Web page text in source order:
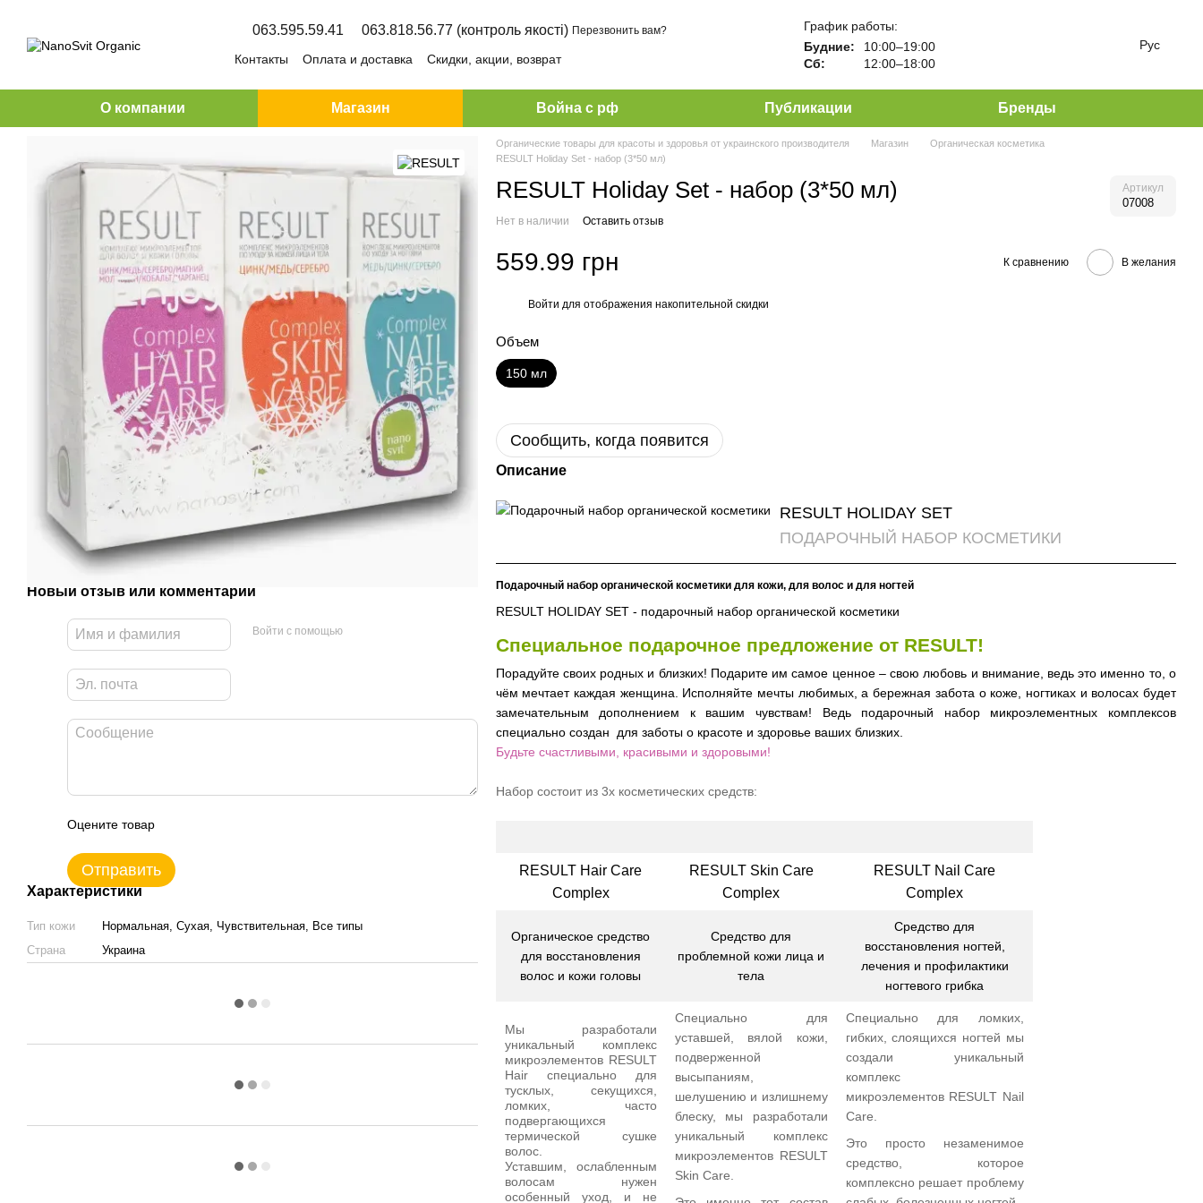
063.595.59.41 063.818.56.77 (контроль якості) Перезвонить вам?
Контакты Оплата и доставка Скидки, акции, возврат
График работы:
Будние:
10:00–19:00
Сб:
12:00–18:00
Рус
О компании Магазин Война с рф Публикации Бренды
Новый отзыв или комментарий
Войти с помощью
Оцените товар
Отправить
Характеристики
Тип кожи
Нормальная, Сухая, Чувствительная, Все типы
Страна
Украина
Органические товары для красоты и здоровья от украинского производителя Магазин
Органическая косметика
RESULT Holiday Set - набор (3*50 мл)
RESULT Holiday Set - набор (3*50 мл) Артикул
07008
Нет в наличии Оставить отзыв
559.99 грн К сравнению В желания
Войти для отображения накопительной скидки
Объем
150 мл
Сообщить, когда появится
Описание
RESULT HOLIDAY SET
ПОДАРОЧНЫЙ НАБОР КОСМЕТИКИ
Подарочный набор органической косметики для кожи, для волос и для ногтей
RESULT HOLIDAY SET - подарочный набор органической косметики
Специальное подарочное предложение от RESULT!
Порадуйте своих родных и близких! Подарите им самое ценное – свою любовь и внимание, ведь это именно то, о
чём мечтает каждая женщина. Исполняйте мечты любимых, а бережная забота о коже, ногтиках и волосах будет
замечательным дополнением к вашим чувствам! Ведь подарочный набор микроэлементных комплексов
специально создан для заботы о красоте и здоровье ваших близких.
Будьте счастливыми, красивыми и здоровыми!
Набор состоит из 3х косметических средств:
RESULT Hair Care
Complex
RESULT Skin Care
Complex
RESULT Nail Care
Complex
Органическое средство
для восстановления
волос и кожи головы
Средство для
проблемной кожи лица и
тела
Средство для
восстановления ногтей,
лечения и профилактики
ногтевого грибка
Мы разработали
уникальный комплекс
микроэлементов RESULT
Hair специально для
тусклых, секущихся,
ломких, часто
подвергающихся
термической сушке
волос.
Уставшим, ослабленным
волосам нужен
особенный уход, и не
Специально для
уставшей, вялой кожи,
подверженной
высыпаниям,
шелушению и излишнему
блеску, мы разработали
уникальный комплекс
микроэлементов RESULT
Skin Care.
Специально для ломких,
гибких, слоящихся ногтей мы
создали уникальный
комплекс
микроэлементов RESULT Nail
Care.
Это просто незаменимое
средство, которое
комплексно решает проблему